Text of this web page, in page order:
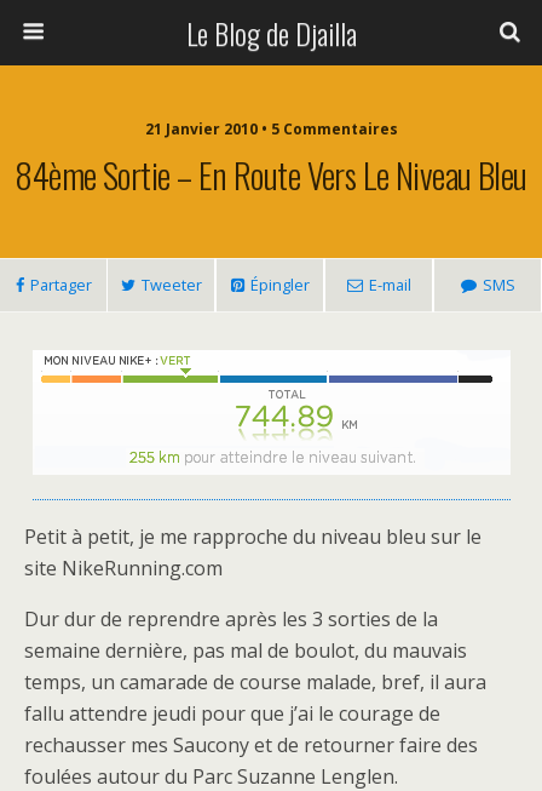
Le Blog de Djailla
21 Janvier 2010 • 5 Commentaires
84ème Sortie – En Route Vers Le Niveau Bleu
Partager Tweeter Épingler E-mail SMS
Petit à petit, je me rapproche du niveau bleu sur le
site NikeRunning.com
Dur dur de reprendre après les 3 sorties de la
semaine dernière, pas mal de boulot, du mauvais
temps, un camarade de course malade, bref, il aura
fallu attendre jeudi pour que j’ai le courage de
rechausser mes Saucony et de retourner faire des
foulées autour du Parc Suzanne Lenglen.